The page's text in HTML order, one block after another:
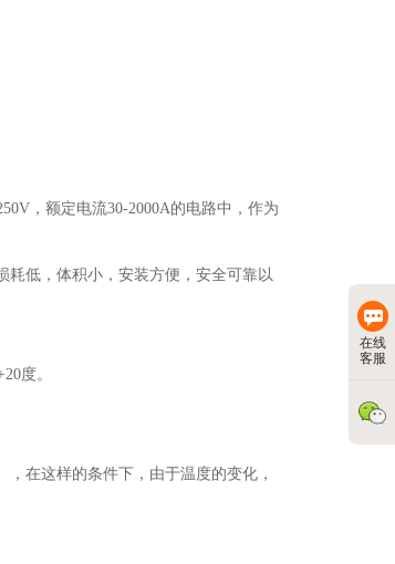
在线
客服
，额定电流30-2000A的电路中，作为
耗低，体积小，安装方便，安全可靠以
度。
，在这样的条件下，由于温度的变化，